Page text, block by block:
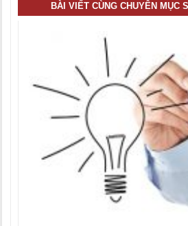
BÀI VIẾT CÙNG CHUYÊN MỤC